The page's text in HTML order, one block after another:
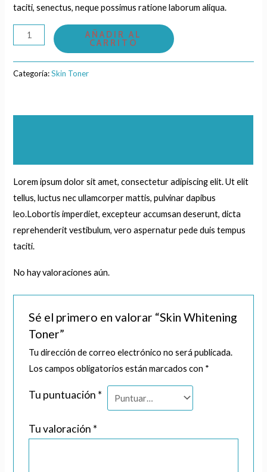
taciti, senectus, neque possimus ratione laborum aliqua.
Skin
Whitening
Toner
cantidad
AÑADIR AL
CARRITO
Categoría:Skin Toner
Lorem ipsum dolor sit amet, consectetur adipiscing elit. Ut elit
tellus, luctus nec ullamcorper mattis, pulvinar dapibus
leo.Lobortis imperdiet, excepteur accumsan deserunt, dicta
reprehenderit vestibulum, vero aspernatur pede duis tempus
taciti.
No hay valoraciones aún.
Sé el primero en valorar “Skin Whitening
Toner”
Tu dirección de correo electrónico no será publicada.
Los campos obligatorios están marcados con *
Tu puntuación *
Tu valoración *